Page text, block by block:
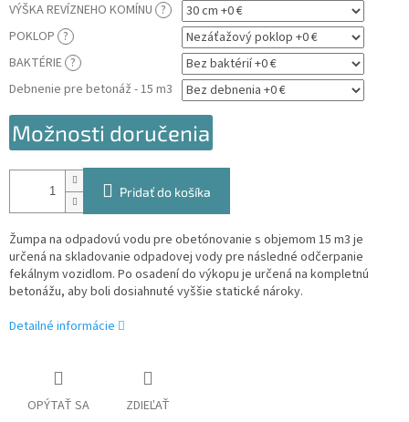
VÝŠKA REVÍZNEHO KOMÍNU ?
POKLOP ?
BAKTÉRIE ?
Debnenie pre betonáž - 15 m3
Možnosti doručenia
Pridať do košíka
Žumpa na odpadovú vodu pre obetónovanie s objemom 15 m3 je
určená na skladovanie odpadovej vody pre následné odčerpanie
fekálnym vozidlom. Po osadení do výkopu je určená na kompletnú
betonážu, aby boli dosiahnuté vyššie statické nároky.
Detailné informácie
OPÝTAŤ SA ZDIEĽAŤ